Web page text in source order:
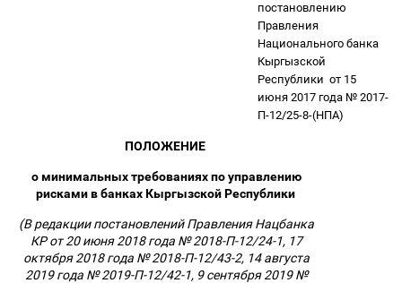
постановлению
Правления
Национального банка
Кыргызской
Республики от 15
июня 2017 года № 2017-
П-12/25-8-(НПА)
ПОЛОЖЕНИЕ
о минимальных требованиях по управлению
рисками в банках Кыргызской Республики
(В редакции постановлений Правления Нацбанка
КР от 20 июня 2018 года № 2018-П-12/24-1, 17
октября 2018 года № 2018-П-12/43-2, 14 августа
2019 года № 2019-П-12/42-1, 9 сентября 2019 №